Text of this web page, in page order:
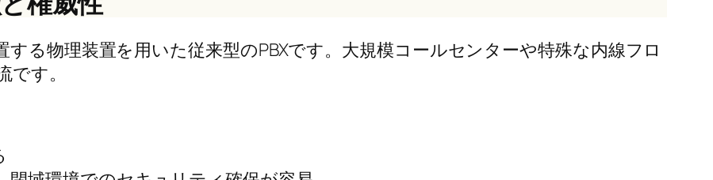
る物理装置を用いた従来型のPBXです。大規模コールセンターや特殊な内線フロ
す。